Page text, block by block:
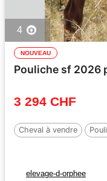
4
NOUVEAU
Pouliche sf 2026
3 294 CHF
Cheval à vendre
elevage-d-orphee